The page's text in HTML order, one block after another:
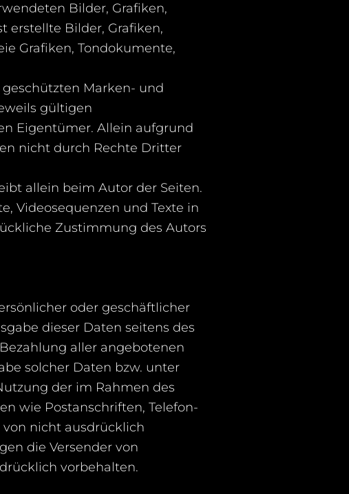
Bilder, Grafiken,
erstellte Bilder, Grafiken,
Grafiken, Tondokumente,
Marken- und
gültigen
Eigentümer. Allein aufgrund
nicht durch Rechte Dritter
allein beim Autor der Seiten.
Videosequenzen und Texte in
Zustimmung des Autors
oder geschäftlicher
dieser Daten seitens des
aller angebotenen
solcher Daten bzw. unter
der im Rahmen des
wie Postanschriften, Telefon-
nicht ausdrücklich
die Versender von
vorbehalten.